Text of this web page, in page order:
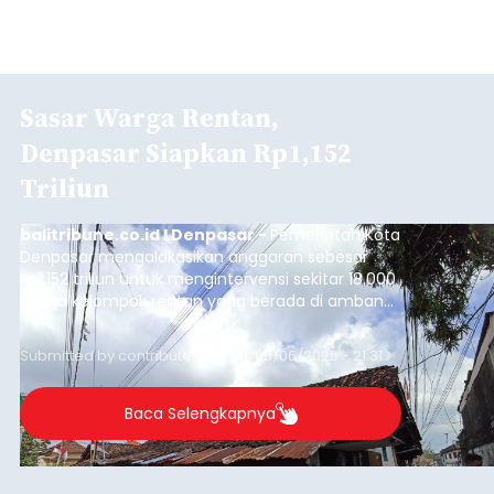
Sasar Warga Rentan,
Denpasar Siapkan Rp1,152
Triliun
balitribune.co.id I Denpasar - Pemerintah Kota
Denpasar mengalokasikan anggaran sebesar
Rp1,152 triliun untuk mengintervensi sekitar 18.000
warga kelompok rentan yang berada di ambang
garis kemiskinan. Langkah strategis ini diambil
guna menjaga masyarakat yang berada pada
kelompok desil 5 dan 6 tersebut agar tidak
merosot ke kategori miskin.
Submitted by contributor Thu, 08/06/2026 - 21:31
Baca Selengkapnya